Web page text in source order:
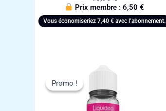
Prix membre :6,50€
Vous économiseriez 7,40 € avec l’abonnement.
Promo !
Promo !